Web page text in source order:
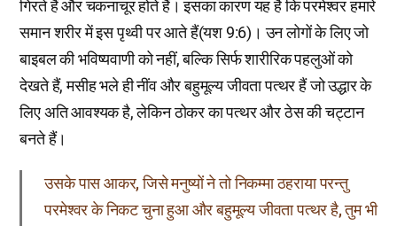
गिरते हैं और चकनाचूर होते हैं। इसका कारण यह है कि परमेश्वर हमारे
समान शरीर में इस पृथ्वी पर आते हैं(यश 9:6)। उन लोगों के लिए जो
बाइबल की भविष्यवाणी को नहीं, बल्कि सिर्फ शारीरिक पहलुओं को
देखते हैं, मसीह भले ही नींव और बहुमूल्य जीवता पत्थर हैं जो उद्धार के
लिए अति आवश्यक है, लेकिन ठोकर का पत्थर और ठेस की चट्टान
बनते हैं।
उसके पास आकर, जिसे मनुष्यों ने तो निकम्मा ठहराया परन्तु
परमेश्वर के निकट चुना हुआ और बहुमूल्य जीवता पत्थर है, तुम भी